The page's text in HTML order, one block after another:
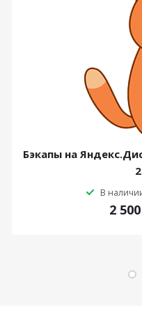
Бэкапы на
В
2 500